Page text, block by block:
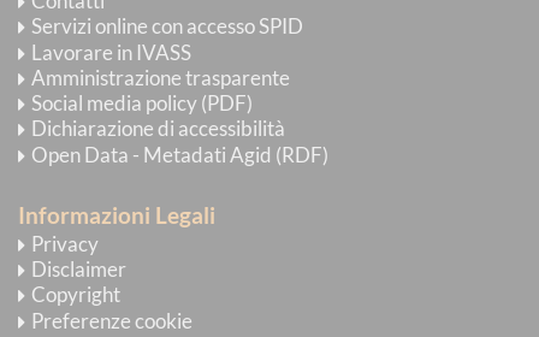
Servizi online con accesso SPID
Lavorare in IVASS
Amministrazione trasparente
Social media policy (PDF)
Dichiarazione di accessibilità
Open Data - Metadati Agid (RDF)
Informazioni Legali
Privacy
Disclaimer
Copyright
Preferenze cookie